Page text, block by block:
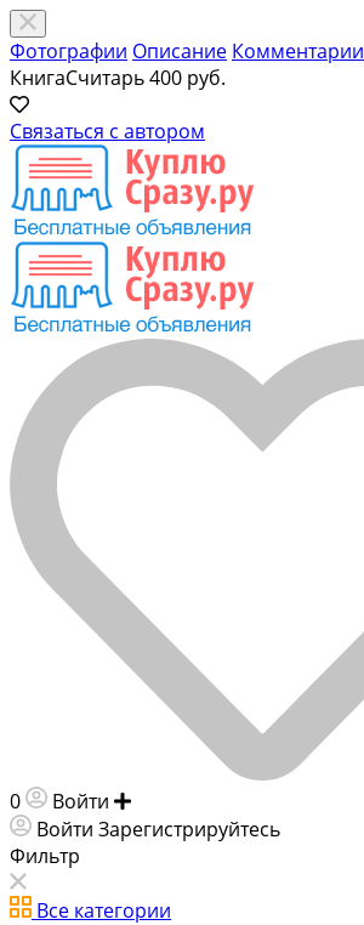
Фотографии Описание Комментарии
КнигаСчитарь400 руб.
Связаться с автором
0 Войти
Войти Зарегистрируйтесь
Фильтр
Все категории